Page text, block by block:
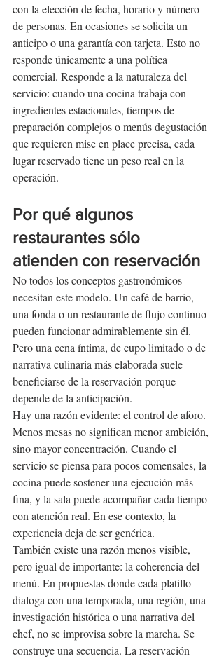
con la elección de fecha, horario y número
de personas. En ocasiones se solicita un
anticipo o una garantía con tarjeta. Esto no
responde únicamente a una política
comercial. Responde a la naturaleza del
servicio: cuando una cocina trabaja con
ingredientes estacionales, tiempos de
preparación complejos o menús degustación
que requieren mise en place precisa, cada
lugar reservado tiene un peso real en la
operación.
Por qué algunos
restaurantes sólo
atienden con reservación
No todos los conceptos gastronómicos
necesitan este modelo. Un café de barrio,
una fonda o un restaurante de flujo continuo
pueden funcionar admirablemente sin él.
Pero una cena íntima, de cupo limitado o de
narrativa culinaria más elaborada suele
beneficiarse de la reservación porque
depende de la anticipación.
Hay una razón evidente: el control de aforo.
Menos mesas no significan menor ambición,
sino mayor concentración. Cuando el
servicio se piensa para pocos comensales, la
cocina puede sostener una ejecución más
fina, y la sala puede acompañar cada tiempo
con atención real. En ese contexto, la
experiencia deja de ser genérica.
También existe una razón menos visible,
pero igual de importante: la coherencia del
menú. En propuestas donde cada platillo
dialoga con una temporada, una región, una
investigación histórica o una narrativa del
chef, no se improvisa sobre la marcha. Se
construye una secuencia. La reservación